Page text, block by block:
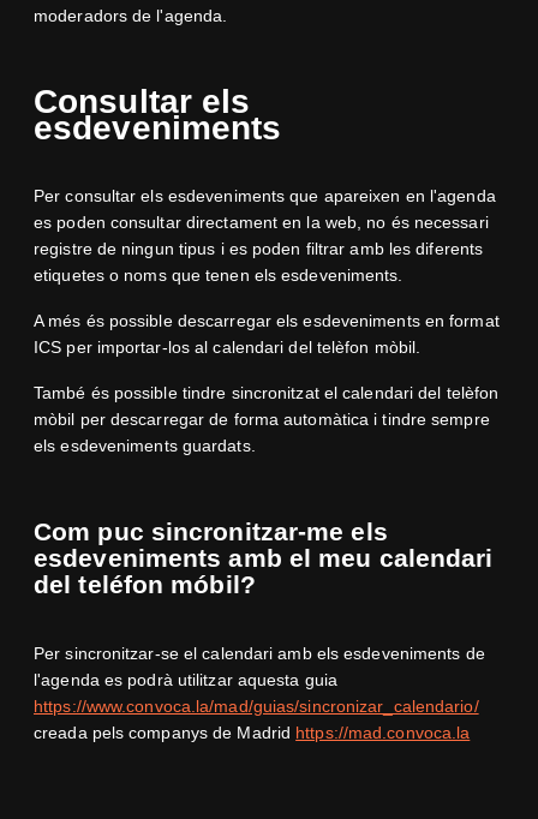
moderadors de l'agenda.
Consultar els
esdeveniments
Per consultar els esdeveniments que apareixen en l'agenda
es poden consultar directament en la web, no és necessari
registre de ningun tipus i es poden filtrar amb les diferents
etiquetes o noms que tenen els esdeveniments.
A més és possible descarregar els esdeveniments en format
ICS per importar-los al calendari del telèfon mòbil.
També és possible tindre sincronitzat el calendari del telèfon
mòbil per descarregar de forma automàtica i tindre sempre
els esdeveniments guardats.
Com puc sincronitzar-me els
esdeveniments amb el meu calendari
del teléfon móbil?
Per sincronitzar-se el calendari amb els esdeveniments de
l'agenda es podrà utilitzar aquesta guia
https://www.convoca.la/mad/guias/sincronizar_calendario/
creada pels companys de Madrid https://mad.convoca.la